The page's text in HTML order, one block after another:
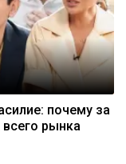
почему за
рынка